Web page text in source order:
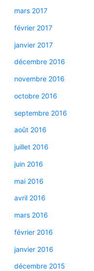
mars 2017
février 2017
janvier 2017
décembre 2016
novembre 2016
octobre 2016
septembre 2016
août 2016
juillet 2016
juin 2016
mai 2016
avril 2016
mars 2016
février 2016
janvier 2016
décembre 2015